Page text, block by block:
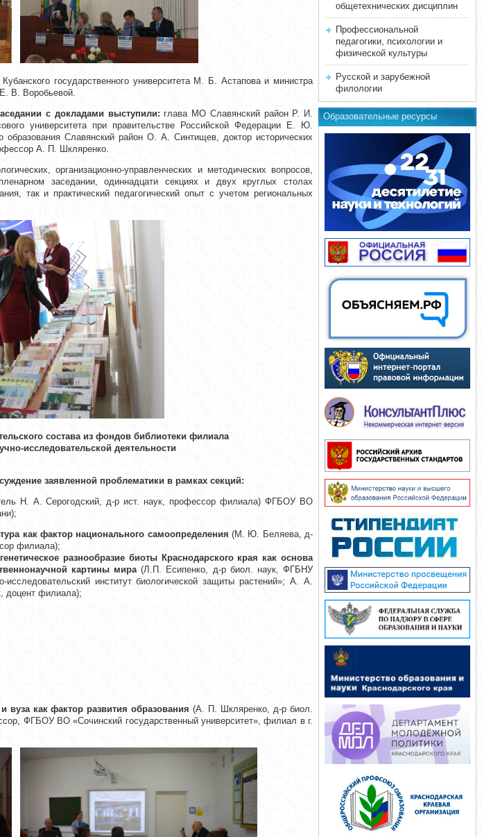
государственного университета М. Б. Астаповаи министра
В. Воробьевой.
с докладами выступили: глава МО Славянский район Р. И.
университета при правительстве Российской Федерации Е. Ю.
образования Славянский район О. А. Синтищев, доктор исторических
А. П. Шкляренко.
организационно-управленческих и методических вопросов,
заседании, одиннадцати секциях и двух круглых столах
так и практический педагогический опыт с учетом региональных
состава из фондов библиотеки филиала
исследовательской деятельности
заявленной проблематики в рамках секций:
Н. А. Серогодский, д-р ист. наук, профессор филиала) ФГБОУ ВО
как фактор национального самоопределения (М. Ю. Беляева, д-
филиала);
разнообразие биоты Краснодарского края как основа
картины мира (Л.П. Есипенко, д-р биол. наук, ФГБНУ
исследовательский институт биологической защиты растений»; А. А.
доцент филиала);
как фактор развития образования (А. П. Шкляренко, д-р биол.
ФГБОУ ВО «Сочинский государственный университет», филиал в г.
общетехнических дисциплин
Профессиональной
педагогики, психологии и
физической культуры
Русской и зарубежной
филологии
Образовательные ресурсы